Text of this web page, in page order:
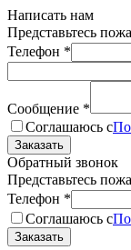
Написать нам
Представьтесь
Телефон *
Сообщение *
Соглашаюсь с
Обратный звонок
Представьтесь
Телефон *
Соглашаюсь с